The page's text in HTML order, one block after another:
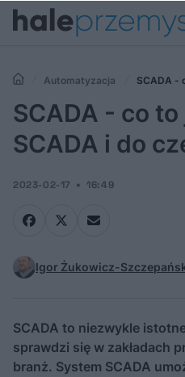
Automatyzacja
SCADA -
służy?
SCADA - co
SCADA i do
2023-02-17 16:49
Igor Żukowicz-
SCADA to niezwykle
sprawdzi się w zakładach
branż. System SCADA